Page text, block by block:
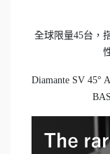
全球限量45台，
Diamante SV 45°